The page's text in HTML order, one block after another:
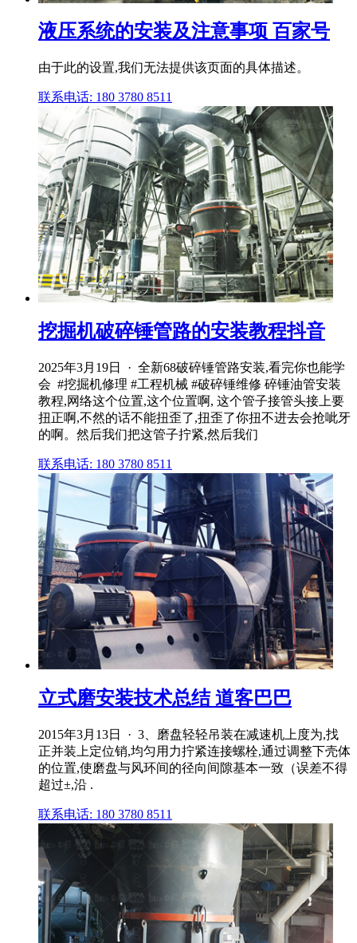
液压系统的安装及注意事项 百家号
由于此的设置,我们无法提供该页面的具体描述。
联系电话: 180 3780 8511
挖掘机破碎锤管路的安装教程抖音
2025年3月19日 · 全新68破碎锤管路安装,看完你也能学
会 ️ #挖掘机修理 #工程机械 #破碎锤维修 碎锤油管安装
教程,网络这个位置,这个位置啊, 这个管子接管头接上要
扭正啊,不然的话不能扭歪了,扭歪了你扭不进去会抢呲牙
的啊。然后我们把这管子拧紧,然后我们
联系电话: 180 3780 8511
立式磨安装技术总结 道客巴巴
2015年3月13日 · 3、磨盘轻轻吊装在减速机上度为,找
正并装上定位销,均匀用力拧紧连接螺栓,通过调整下壳体
的位置,使磨盘与风环间的径向间隙基本一致（误差不得
超过±,沿 .
联系电话: 180 3780 8511